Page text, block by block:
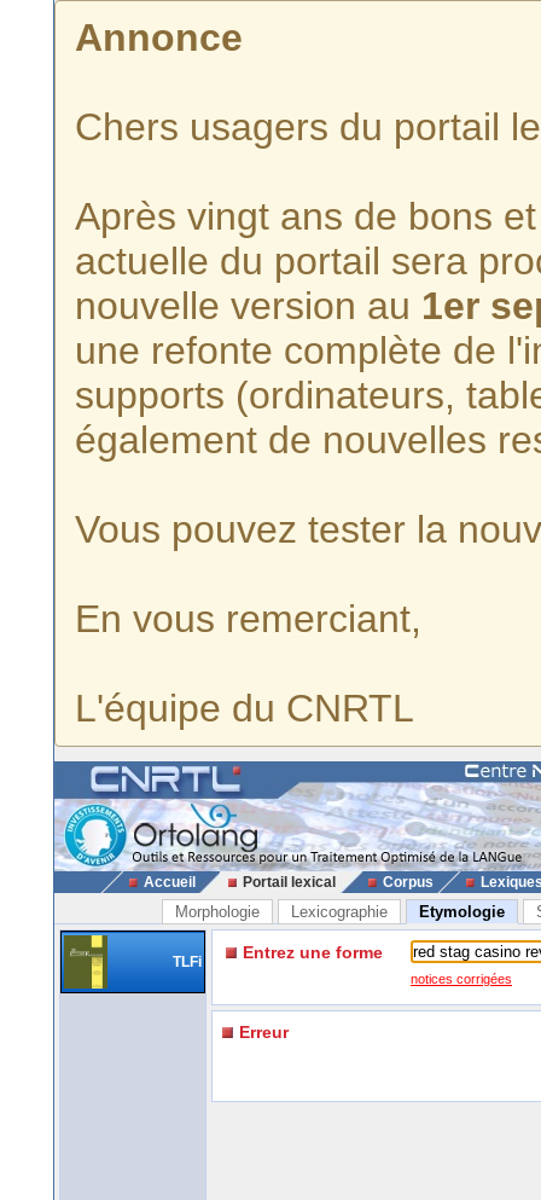
Annonce
Chers usagers du portail
Après vingt ans de bons
actuelle du portail sera
nouvelle version au 1er
une refonte complète de
supports (ordinateurs,
également de nouvelles
Vous pouvez tester la
En vous remerciant,
L'équipe du CNRTL
Accueil Portail lexical Corpus
Morphologie Lexicographie Etymologie
TLFi Entrez une forme
notices corrigées
Erreur